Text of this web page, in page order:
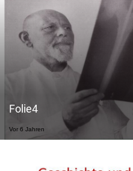
Folie4
Vor 6 Jahren